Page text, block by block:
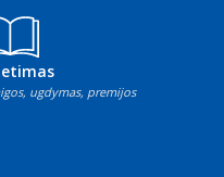
ugdymas, premijos